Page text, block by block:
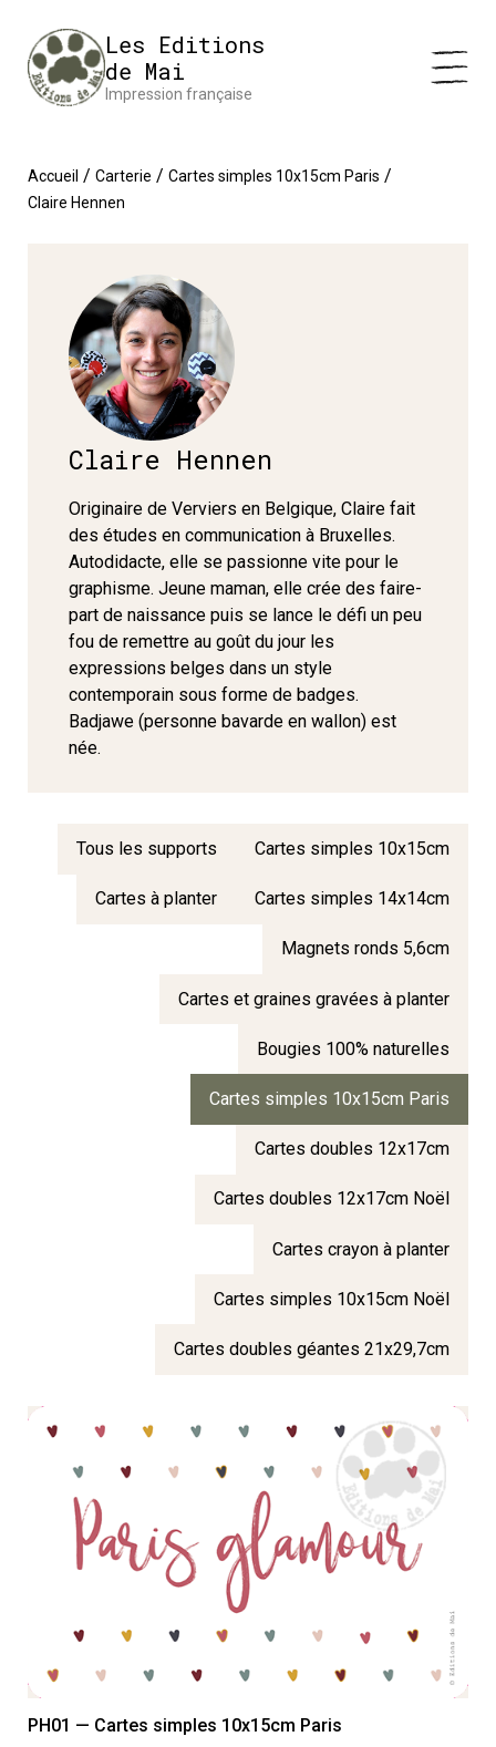
Les Editions
de Mai
Impression française
Accueil / Carterie / Cartes simples 10x15cm Paris /
Claire Hennen
Claire Hennen
Originaire de Verviers en Belgique, Claire fait
des études en communication à Bruxelles.
Autodidacte, elle se passionne vite pour le
graphisme. Jeune maman, elle crée des faire-
part de naissance puis se lance le défi un peu
fou de remettre au goût du jour les
expressions belges dans un style
contemporain sous forme de badges.
Badjawe (personne bavarde en wallon) est
née.
Tous les supports Cartes simples 10x15cm
Cartes à planter Cartes simples 14x14cm
Magnets ronds 5,6cm
Cartes et graines gravées à planter
Bougies 100% naturelles
Cartes simples 10x15cm Paris
Cartes doubles 12x17cm
Cartes doubles 12x17cm Noël
Cartes crayon à planter
Cartes simples 10x15cm Noël
Cartes doubles géantes 21x29,7cm
PH01 — Cartes simples 10x15cm Paris
Impression en France 🇫🇷 Livraison offerte à partir de 25 €
d'achatsIgnorer